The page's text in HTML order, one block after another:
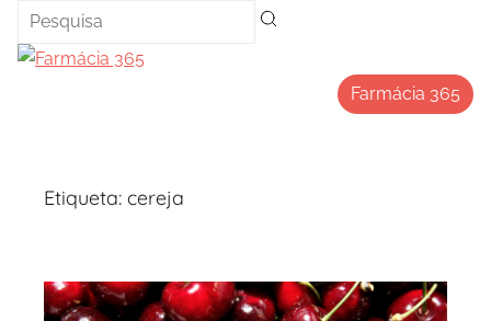
Saltar
para
Farmácia 365
Etiqueta: cereja